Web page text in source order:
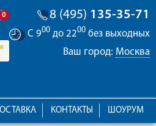
0 8 (495) 135-35-71
С 900 до 2200 без выходных
Ваш город: Москва
ШОУРУМ
КОНТАКТЫ